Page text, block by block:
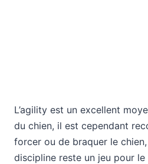
L’agility est un excellent
du chien, il est cependant
forcer ou de braquer le
discipline reste un jeu pour le